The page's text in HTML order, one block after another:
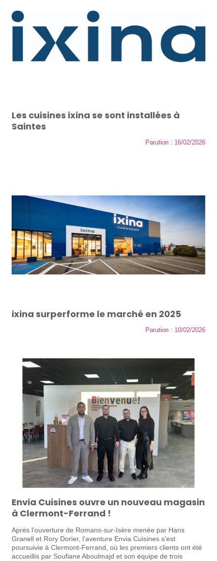
Les cuisines ixina se sont installées à
Saintes
Parution : 16/02/2026
ixina surperforme le marché en 2025
Parution : 10/02/2026
Envia Cuisines ouvre un nouveau magasin
à Clermont-Ferrand !
Après l’ouverture de Romans-sur-Isère menée par Hans
Granell et Rory Dorier, l’aventure Envia Cuisines s’est
poursuivie à Clermont-Ferrand, où les premiers clients ont été
accueillis par Soufiane Aboulmajd et son équipe de trois